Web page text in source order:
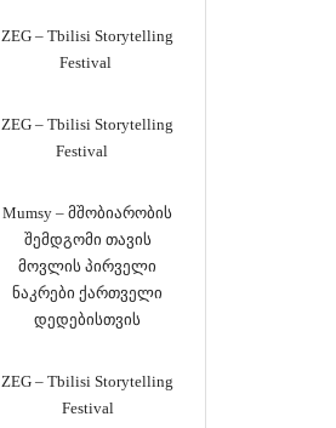
ZEG – Tbilisi Storytelling
Festival
ZEG – Tbilisi Storytelling
Festival
Mumsy – მშობიარობის
შემდგომი თავის
მოვლის პირველი
ნაკრები ქართველი
დედებისთვის
ZEG – Tbilisi Storytelling
Festival